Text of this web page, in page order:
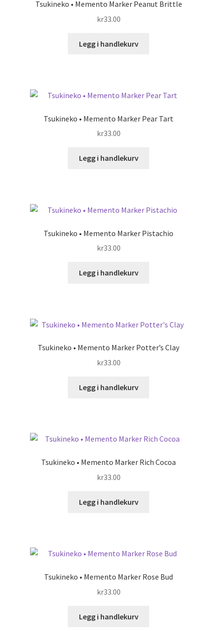
Tsukineko • Memento Marker Peanut Brittle
kr33.00
Legg i handlekurv
Tsukineko • Memento Marker Pear Tart
kr33.00
Legg i handlekurv
Tsukineko • Memento Marker Pistachio
kr33.00
Legg i handlekurv
Tsukineko • Memento Marker Potter’s Clay
kr33.00
Legg i handlekurv
Tsukineko • Memento Marker Rich Cocoa
kr33.00
Legg i handlekurv
Tsukineko • Memento Marker Rose Bud
kr33.00
Legg i handlekurv